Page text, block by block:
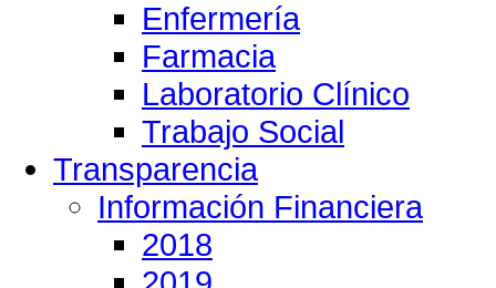
Enfermería
Farmacia
Laboratorio Clínico
Trabajo Social
Transparencia
Información Financiera
2018